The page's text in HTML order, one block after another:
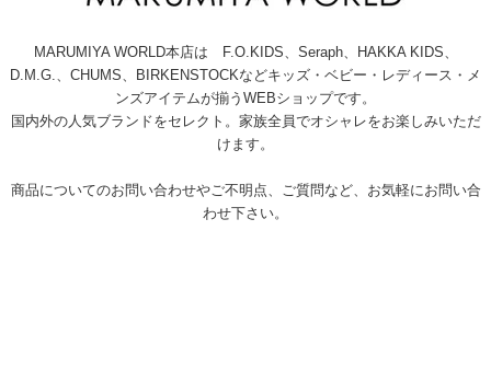
MARUMIYA WORLD本店は F.O.KIDS、Seraph、HAKKA KIDS、
D.M.G.、CHUMS、BIRKENSTOCKなどキッズ・ベビー・レディース・メ
ンズアイテムが揃うWEBショップです。
国内外の人気ブランドをセレクト。家族全員でオシャレをお楽しみいただ
けます。
商品についてのお問い合わせやご不明点、ご質問など、お気軽にお問い合
わせ下さい。